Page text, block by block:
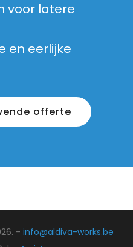
voor latere
en eerlijke
offerte
- info@aldiva-works.be